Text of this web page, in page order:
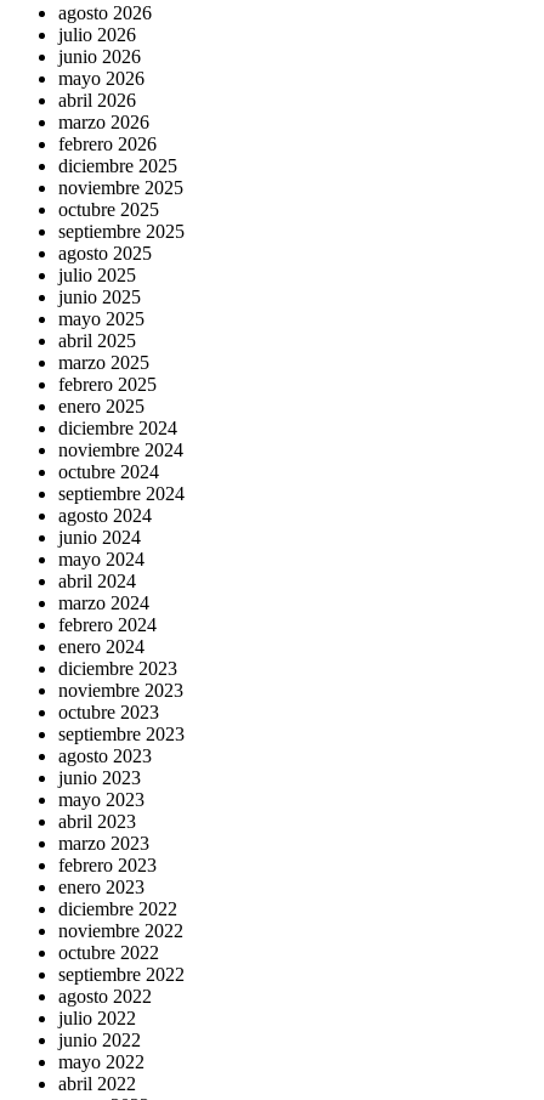
agosto 2026
julio 2026
junio 2026
mayo 2026
abril 2026
marzo 2026
febrero 2026
diciembre 2025
noviembre 2025
octubre 2025
septiembre 2025
agosto 2025
julio 2025
junio 2025
mayo 2025
abril 2025
marzo 2025
febrero 2025
enero 2025
diciembre 2024
noviembre 2024
octubre 2024
septiembre 2024
agosto 2024
junio 2024
mayo 2024
abril 2024
marzo 2024
febrero 2024
enero 2024
diciembre 2023
noviembre 2023
octubre 2023
septiembre 2023
agosto 2023
junio 2023
mayo 2023
abril 2023
marzo 2023
febrero 2023
enero 2023
diciembre 2022
noviembre 2022
octubre 2022
septiembre 2022
agosto 2022
julio 2022
junio 2022
mayo 2022
abril 2022